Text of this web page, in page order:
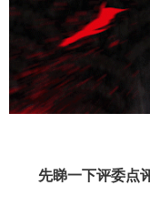
先睇一下评委点评